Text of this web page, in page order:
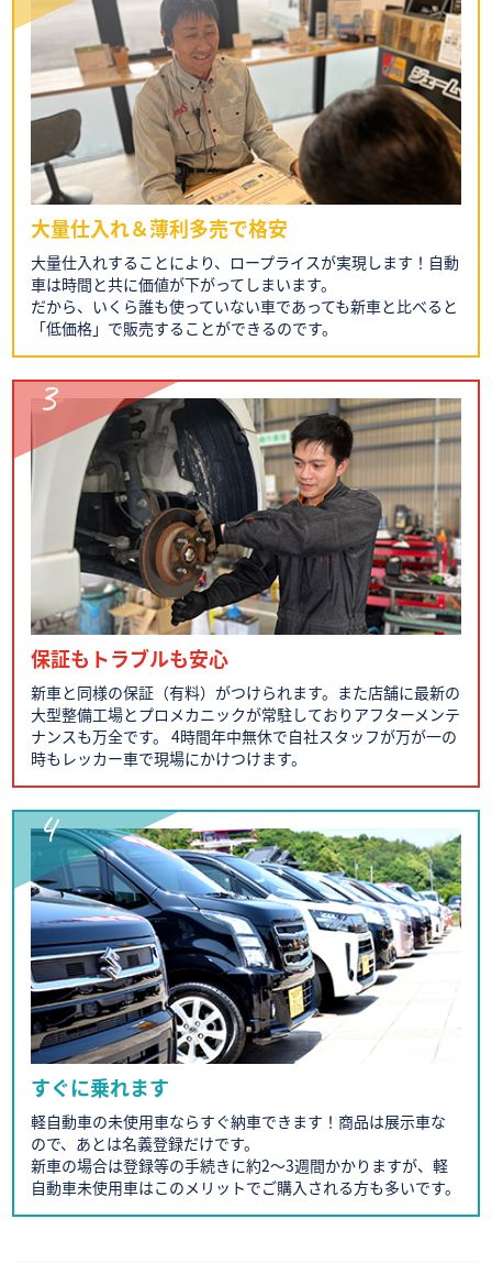
大量仕入れ＆薄利多売で格安
大量仕入れすることにより、ロープライスが実現します！自動
車は時間と共に価値が下がってしまいます。
だから、いくら誰も使っていない車であっても新車と比べると
「低価格」で販売することができるのです。
保証もトラブルも安心
新車と同様の保証（有料）がつけられます。また店舗に最新の
大型整備工場とプロメカニックが常駐しておりアフターメンテ
ナンスも万全です。 4時間年中無休で自社スタッフが万が一の
時もレッカー車で現場にかけつけます。
すぐに乗れます
軽自動車の未使用車ならすぐ納車できます！商品は展示車な
ので、あとは名義登録だけです。
新車の場合は登録等の手続きに約2～3週間かかりますが、軽
自動車未使用車はこのメリットでご購入される方も多いです。